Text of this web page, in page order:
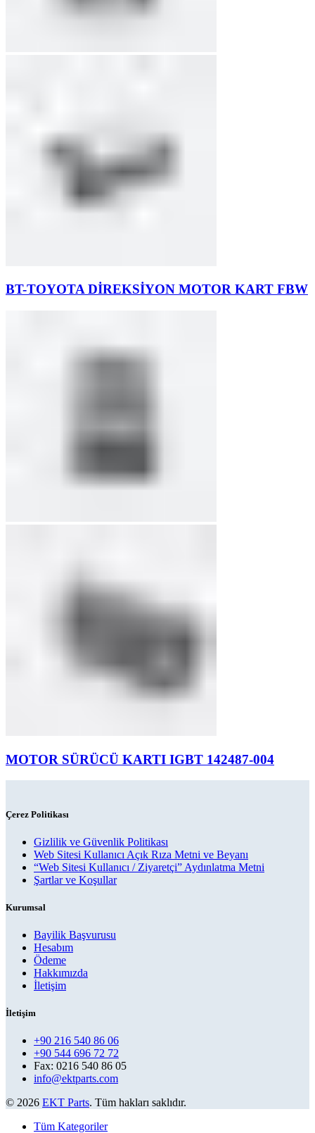
BT-TOYOTA DİREKSİYON MOTOR KART FBW
MOTOR SÜRÜCÜ KARTI IGBT 142487-004
Çerez Politikası
Gizlilik ve Güvenlik Politikası
Web Sitesi Kullanıcı Açık Rıza Metni ve Beyanı
“Web Sitesi Kullanıcı / Ziyaretçi” Aydınlatma Metni
Şartlar ve Koşullar
Kurumsal
Bayilik Başvurusu
Hesabım
Ödeme
Hakkımızda
İletişim
İletişim
+90 216 540 86 06
+90 544 696 72 72
Fax: 0216 540 86 05
info@ektparts.com
© 2026 EKT Parts. Tüm hakları saklıdır.
Tüm Kategoriler